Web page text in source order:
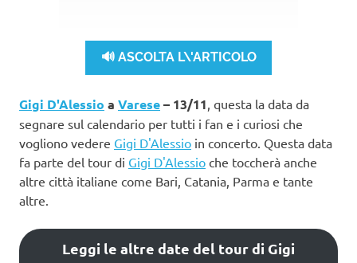
🔊 ASCOLTA L\'ARTICOLO
Gigi D'Alessio a Varese– 13/11 , questa la data da
segnare sul calendario per tutti i fan e i curiosi che
vogliono vedere Gigi D'Alessio in concerto. Questa data
fa parte del tour di Gigi D'Alessio che toccherà anche
altre città italiane come Bari, Catania, Parma e tante
altre.
Leggi le altre date del tour di Gigi